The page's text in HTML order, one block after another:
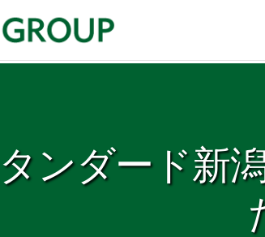
ンダード新